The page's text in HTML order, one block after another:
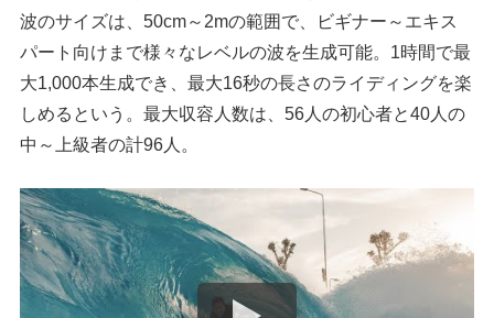
波のサイズは、50cm～2mの範囲で、ビギナー～エキス
パート向けまで様々なレベルの波を生成可能。1時間で最
大1,000本生成でき、最大16秒の長さのライディングを楽
しめるという。最大収容人数は、56人の初心者と40人の
中～上級者の計96人。